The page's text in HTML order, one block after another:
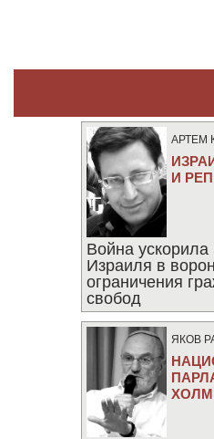
АРТЕМ
И
Война ускорила
Израиля в
ограничения
свобод
ЯКОВ